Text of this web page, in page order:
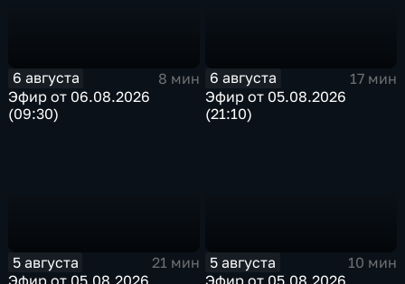
6 августа
8 мин
Эфир от 06.08.2026
(09:30)
6 августа
17 мин
Эфир от 05.08.2026
(21:10)
5 августа
21 мин
5 августа
10 мин